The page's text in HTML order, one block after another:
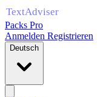
Packs Pro
Anmelden Registrieren
Deutsch